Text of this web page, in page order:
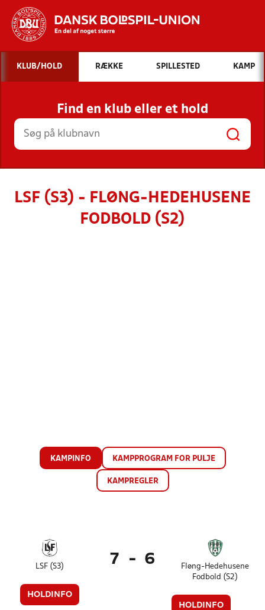
Hvad vil du søge efter?
INDHOLD OG NYHEDER
STILLINGER, RESULTATER, KLUBBER OG
HOLD
KLUB/HOLD RÆKKE SPILLESTED KAMP
Find en klub eller et hold
LSF (S3) - FLØNG-HEDEHUSENE
FODBOLD (S2)
KAMPINFO KAMPPROGRAM FOR PULJE
KAMPREGLER
LSF (S3)
HOLDINFO
7 - 6
Fløng-Hedehusene
Fodbold (S2)
HOLDINFO